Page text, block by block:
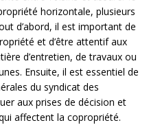
horizontale, plusieurs
d’abord, il est important de
et d’être attentif aux
d’entretien, de travaux ou
Ensuite, il est essentiel de
du syndicat des
aux prises de décision et
affectent la copropriété.